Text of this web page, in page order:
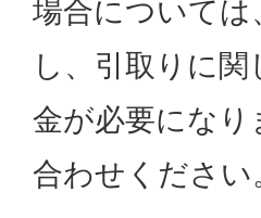
場合について
し、引取りに
金が必要にな
合わせください